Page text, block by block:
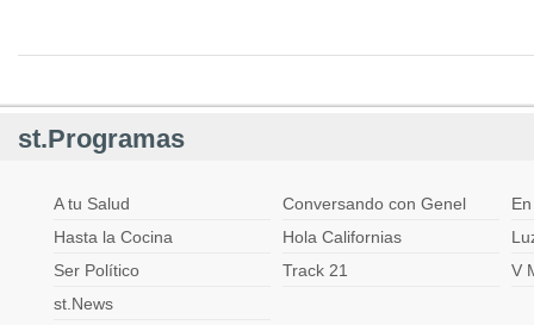
st.Programas
A tu Salud Conversando con Genel
Hasta la Cocina
Hola Californias
Ser Político
Track 21
V
st.News